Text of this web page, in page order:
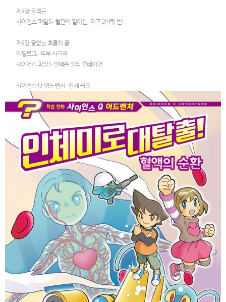
제 5장 골격근
사이언스 파일5- 혈관의 길이는, 지구2바퀴 반!
제 6장 끝없는 흐름의 끝
에필로그- 두부 사기극
사이언스 파일5-혈액은 멀티 플레이어
사이언스Q 어드벤처- 인체 퀴즈